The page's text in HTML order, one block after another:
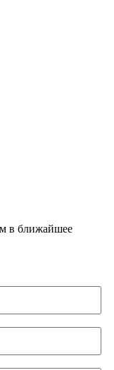
в ближайшее